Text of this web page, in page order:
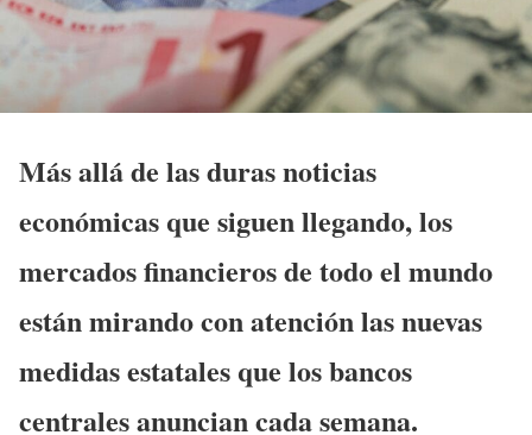
Más allá de las duras noticias
económicas que siguen llegando, los
mercados financieros de todo el mundo
están mirando con atención las nuevas
medidas estatales que los bancos
centrales anuncian cada semana.